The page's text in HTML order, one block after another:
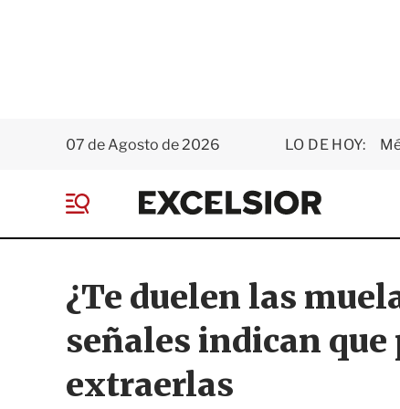
07 de Agosto de 2026 LO DE HOY:
E
x
e
i
o
e
¿Te duelen las
señales indican
extraerlas